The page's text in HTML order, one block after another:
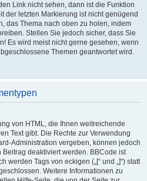
Link nicht sehen, dann ist die Funktion
der letzten Markierung ist nicht genügend
das Thema nach oben zu holen, indem
Stellen Sie jedoch sicher, dass Sie
Es wird meist nicht gerne gesehen, wenn
Themen geantwortet wird.
von HTML, die Ihnen weitreichende
Text gibt. Die Rechte zur Verwendung
Administration vergeben, können jedoch
deaktiviert werden. BBCode ist
werden Tags von eckigen („[“ und „]“) statt
Weitere Informationen zu